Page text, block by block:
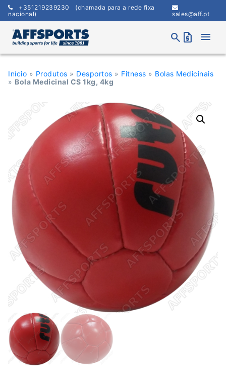
Skip
content
+351219239230 (chamada para a rede fixa
nacional)
sales@aff.pt
search request_quote menu
Início » Produtos » Desportos » Fitness » Bolas Medicinais
» Bola Medicinal CS 1kg, 4kg